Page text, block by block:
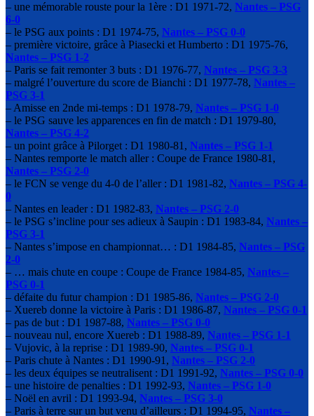
– une mémorable rouste pour la 1ère : D1 1971-72, Nantes – PSG
6-0
– le PSG aux points : D1 1974-75, Nantes – PSG 0-0
– première victoire, grâce à Piasecki et Humberto : D1 1975-76,
Nantes – PSG 1-2
– Paris se fait remonter 3 buts : D1 1976-77, Nantes – PSG 3-3
– malgré l’ouverture du score de Bianchi : D1 1977-78, Nantes –
PSG 3-1
– Amisse en 2nde mi-temps : D1 1978-79, Nantes – PSG 1-0
– le PSG sauve les apparences en fin de match : D1 1979-80,
Nantes – PSG 4-2
– un point grâce à Pilorget : D1 1980-81, Nantes – PSG 1-1
– Nantes remporte le match aller : Coupe de France 1980-81,
Nantes – PSG 2-0
– le FCN se venge du 4-0 de l’aller : D1 1981-82, Nantes – PSG 4-
0
– Nantes en leader : D1 1982-83, Nantes – PSG 2-0
– le PSG s’incline pour ses adieux à Saupin : D1 1983-84, Nantes –
PSG 3-1
– Nantes s’impose en championnat… : D1 1984-85, Nantes – PSG
2-0
– … mais chute en coupe : Coupe de France 1984-85, Nantes –
PSG 0-1
– défaite du futur champion : D1 1985-86, Nantes – PSG 2-0
– Xuereb donne la victoire à Paris : D1 1986-87, Nantes – PSG 0-1
– pas de but : D1 1987-88, Nantes – PSG 0-0
– nouveau nul, encore Xuereb : D1 1988-89, Nantes – PSG 1-1
– Vujovic, à la reprise : D1 1989-90, Nantes – PSG 0-1
– Paris chute à Nantes : D1 1990-91, Nantes – PSG 2-0
– les deux équipes se neutralisent : D1 1991-92, Nantes – PSG 0-0
– une histoire de penalties : D1 1992-93, Nantes – PSG 1-0
– Noël en avril : D1 1993-94, Nantes – PSG 3-0
– Paris à terre sur un but venu d’ailleurs : D1 1994-95, Nantes –